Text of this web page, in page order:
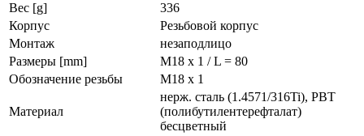
Вес [g]
336
Корпус
Резьбовой корпус
Монтаж
незаподлицо
Размеры [mm]
M18 x 1 / L = 80
Обозначение резьбы
M18 x 1
Материал
нерж. сталь (1.4571/316Ti), PBT
(полибутилентерефталат)
бесцветный